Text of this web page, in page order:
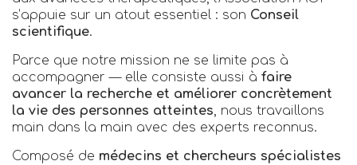
s’appuie sur un atout essentiel : son Conseil
scientifique.
Parce que notre mission ne se limite pas à
accompagner — elle consiste aussi à faire
avancer la recherche et améliorer concrètement
la vie des personnes atteintes, nous travaillons
main dans la main avec des experts reconnus.
Composé de médecins et chercheurs spécialistes